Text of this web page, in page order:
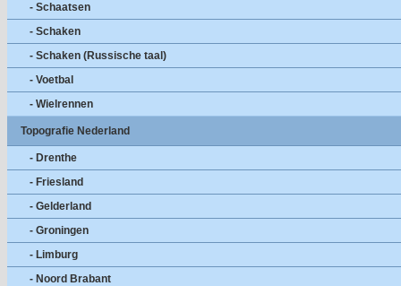
- Schaatsen
- Schaken
- Schaken (Russische taal)
- Voetbal
- Wielrennen
Topografie Nederland
- Drenthe
- Friesland
- Gelderland
- Groningen
- Limburg
- Noord Brabant